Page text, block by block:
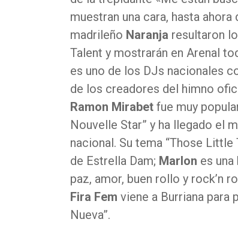
muestran una cara, hasta
madrileño Naranja resultaron
Talent y mostrarán en Arenal
es uno de los DJs nacionales
de los creadores del himno
Ramon Mirabet fue muy
Nouvelle Star” y ha llegado el
nacional. Su tema “Those
de Estrella Dam; Marlon es
paz, amor, buen rollo y rock’n
Fira Fem viene a Burriana para
Nueva”.